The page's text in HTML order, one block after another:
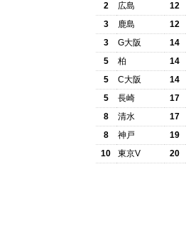
2
広島 12
3
鹿島 12
3
G大阪 14
5
柏 14
5
C大阪 14
5
長崎 17
8
清水 17
8
神戸 19
10
東京V 20